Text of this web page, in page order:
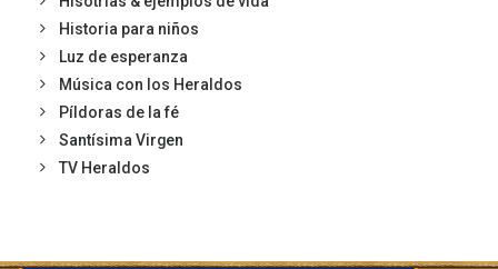
Historia para niños
Luz de esperanza
Música con los Heraldos
Píldoras de la fé
Santísima Virgen
TV Heraldos